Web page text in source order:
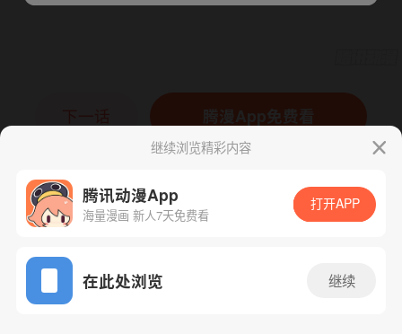
App免费看
腾漫App免费看
继续浏览精彩内容
腾讯动漫App
海量漫画 新人7天免费看
打开APP
在此处浏览 继续